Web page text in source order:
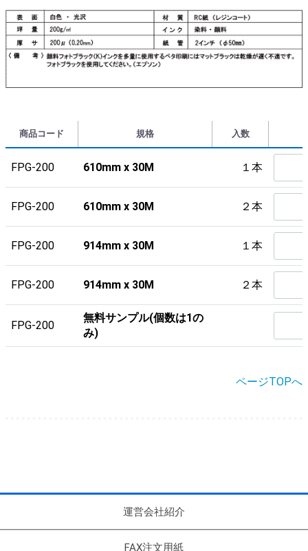
商品コード 規格 入数
FPG-200 610mm x 30M １本
FPG-200 610mm x 30M ２本
FPG-200 914mm x 30M １本
FPG-200 914mm x 30M ２本
FPG-200
無料サンプル(個数は1の
み)
ページTOPへ
運営会社紹介
FAX注文用紙